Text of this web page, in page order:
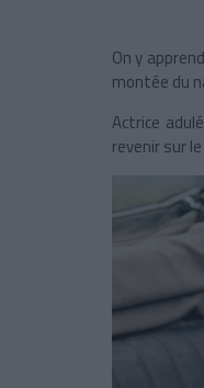
On y
montée du
Actrice
revenir sur